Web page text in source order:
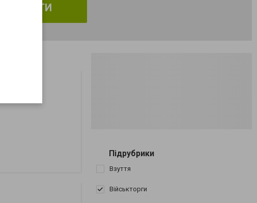
ЗНАЙТИ
Підрубрики
Взуття
Військторги